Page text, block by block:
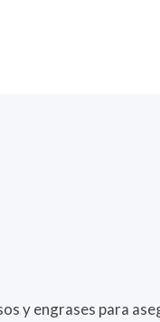
y engrases para